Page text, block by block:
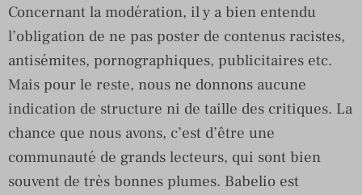
Concernant la modération, il y a bien entendu
l’obligation de ne pas poster de contenus racistes,
antisémites, pornographiques, publicitaires etc.
Mais pour le reste, nous ne donnons aucune
indication de structure ni de taille des critiques. La
chance que nous avons, c’est d’être une
communauté de grands lecteurs, qui sont bien
souvent de très bonnes plumes. Babelio est